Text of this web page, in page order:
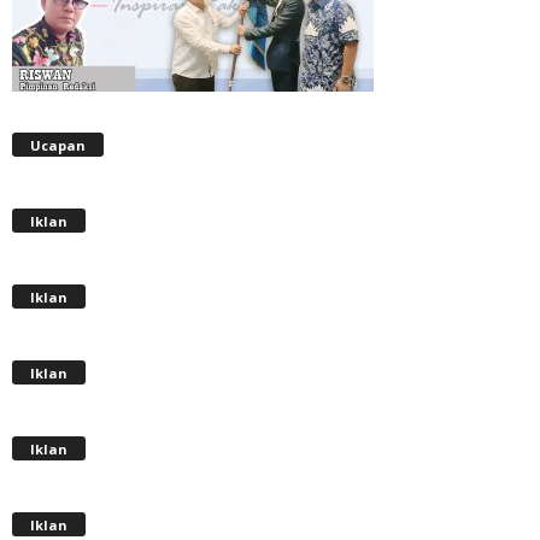
Ucapan
Iklan
Iklan
Iklan
Iklan
Iklan